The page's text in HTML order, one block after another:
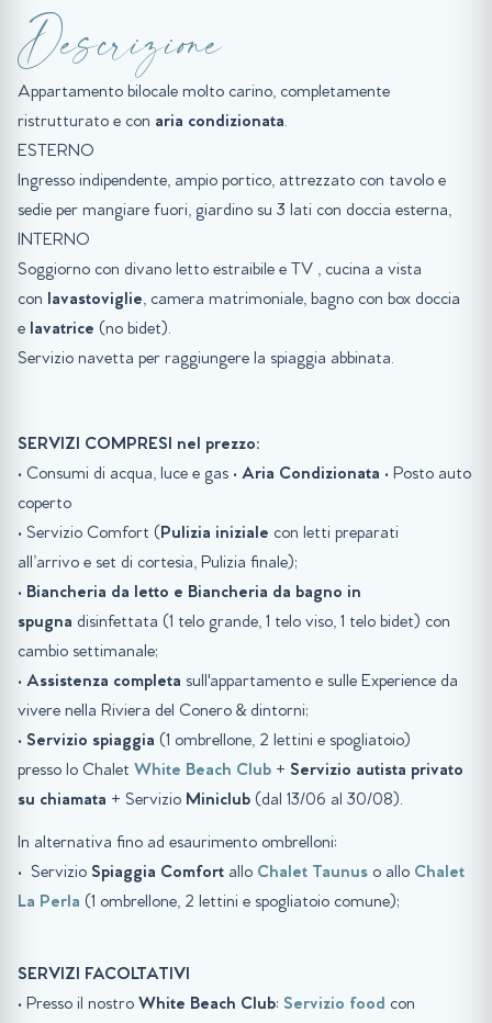
Descrizione
Appartamento bilocale molto carino, completamente
ristrutturato e con aria condizionata.
ESTERNO
Ingresso indipendente, ampio portico, attrezzato con tavolo e
sedie per mangiare fuori, giardino su 3 lati con doccia esterna,
INTERNO
Soggiorno con divano letto estraibile e TV , cucina a vista
con lavastoviglie, camera matrimoniale, bagno con box doccia
e lavatrice (no bidet).
Servizio navetta per raggiungere la spiaggia abbinata.
SERVIZI COMPRESI nel prezzo:
• Consumi di acqua, luce e gas • Aria Condizionata • Posto auto
coperto
• Servizio Comfort (Pulizia iniziale con letti preparati
all’arrivo e set di cortesia, Pulizia finale);
• Biancheria da letto e Biancheria da bagno in
spugna disinfettata (1 telo grande, 1 telo viso, 1 telo bidet) con
cambio settimanale;
• Assistenza completa sull'appartamento e sulle Experience da
vivere nella Riviera del Conero & dintorni;
• Servizio spiaggia (1 ombrellone, 2 lettini e spogliatoio)
presso lo Chalet White Beach Club + Servizio autista privato
su chiamata + Servizio Miniclub (dal 13/06 al 30/08).
In alternativa fino ad esaurimento ombrelloni:
• Servizio Spiaggia Comfort allo Chalet Taunus o allo Chalet
La Perla (1 ombrellone, 2 lettini e spogliatoio comune);
SERVIZI FACOLTATIVI
• Presso il nostro White Beach Club: Servizio food con